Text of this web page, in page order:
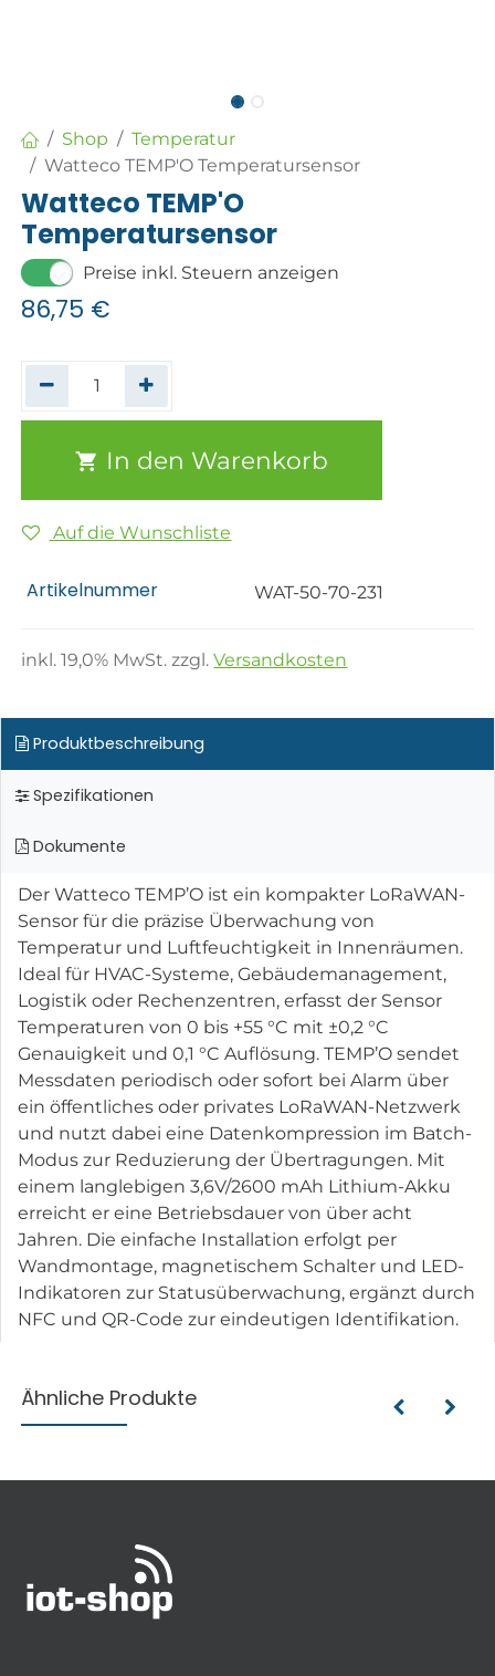
Shop
Temperatur
Watteco TEMP'O Temperatursensor
Watteco TEMP'O
Temperatursensor
Preise inkl. Steuern anzeigen
86,75 €
In den Warenkorb
Auf die Wunschliste
Artikelnummer WAT-50-70-231
inkl.19,0% MwSt. zzgl.Versandkosten
Produktbeschreibung
Spezifikationen
Dokumente
Der Watteco TEMP’O ist ein kompakter LoRaWAN-
Sensor für die präzise Überwachung von
Temperatur und Luftfeuchtigkeit in Innenräumen.
Ideal für HVAC-Systeme, Gebäudemanagement,
Logistik oder Rechenzentren, erfasst der Sensor
Temperaturen von 0 bis +55 °C mit ±0,2 °C
Genauigkeit und 0,1 °C Auflösung. TEMP’O sendet
Messdaten periodisch oder sofort bei Alarm über
ein öffentliches oder privates LoRaWAN-Netzwerk
und nutzt dabei eine Datenkompression im Batch-
Modus zur Reduzierung der Übertragungen. Mit
einem langlebigen 3,6V/2600 mAh Lithium-Akku
erreicht er eine Betriebsdauer von über acht
Jahren. Die einfache Installation erfolgt per
Wandmontage, magnetischem Schalter und LED-
Indikatoren zur Statusüberwachung, ergänzt durch
NFC und QR-Code zur eindeutigen Identifikation.
Ähnliche Produkte